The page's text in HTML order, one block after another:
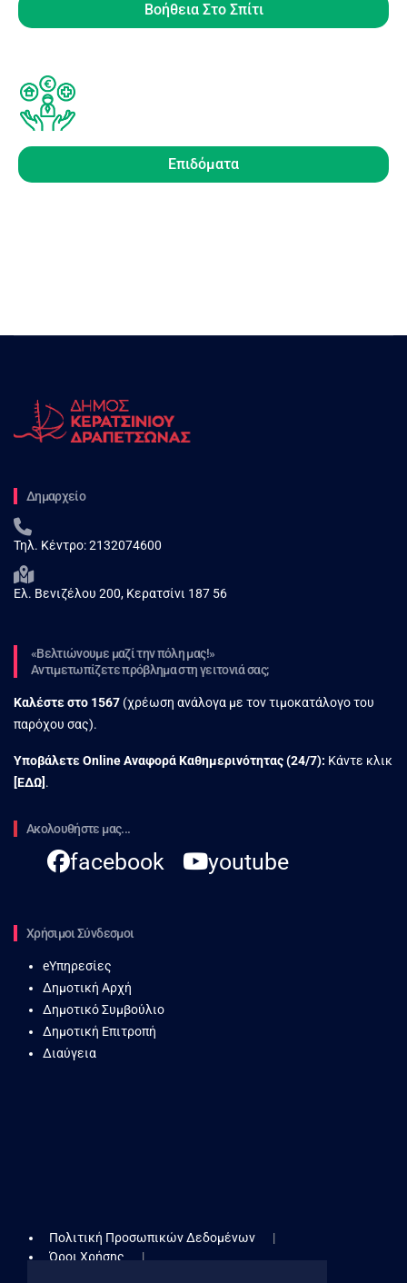
Βοήθεια Στο Σπίτι
Επιδόματα
Δημαρχείο
Τηλ. Κέντρο:2132074600
Ελ. Βενιζέλου 200, Κερατσίνι 187 56
«Βελτιώνουμε μαζί την πόλη μας!»
Αντιμετωπίζετε πρόβλημα στη γειτονιά σας;
Καλέστε στο 1567 (χρέωση ανάλογα με τον τιμοκατάλογο του
παρόχου σας).
Υποβάλετε Online Αναφορά Kαθημερινότητας (24/7): Κάντε κλικ
[ΕΔΩ] .
Ακολουθήστε μας...
facebook youtube
Χρήσιμοι Σύνδεσμοι
eΥπηρεσίες
Δημοτική Αρχή
Δημοτικό Συμβούλιο
Δημοτική Επιτροπή
Διαύγεια
Πολιτική Προσωπικών Δεδομένων
Όροι Χρήσης